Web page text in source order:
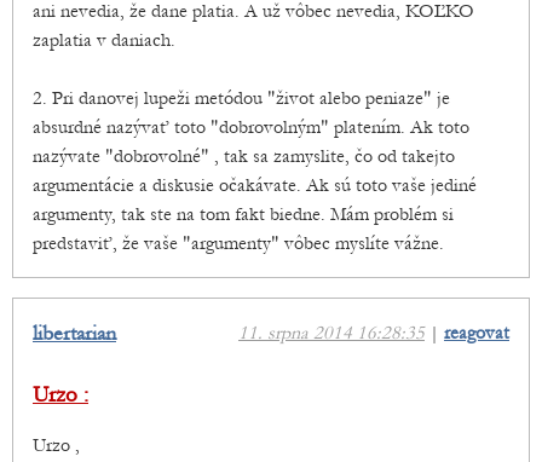
ani nevedia, že dane platia. A už vôbec nevedia, KOĽKO
zaplatia v daniach.
2. Pri danovej lupeži metódou "život alebo peniaze" je
absurdné nazývať toto "dobrovolným" platením. Ak toto
nazývate "dobrovolné" , tak sa zamyslite, čo od takejto
argumentácie a diskusie očakávate. Ak sú toto vaše jediné
argumenty, tak ste na tom fakt biedne. Mám problém si
predstaviť, že vaše "argumenty" vôbec myslíte vážne.
11. srpna 2014 16:28:35| reagovat
libertarian
Urzo :
Urzo ,